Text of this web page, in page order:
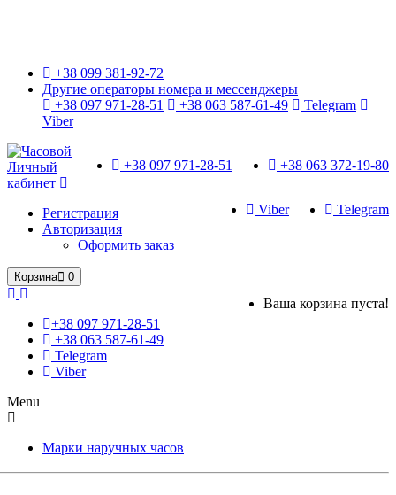
+38 099 381-92-72
Другие операторы номера и мессенджеры
+38 097 971-28-51
+38 063 587-61-49
Telegram
Viber
+38 063 372-19-80
+38 097 971-28-51
Telegram
Viber
Личный
кабинет
Регистрация
Авторизация
Оформить заказ
Корзина 0
Ваша корзина пуста!
+38 097 971-28-51
+38 063 587-61-49
Telegram
Viber
Menu
Марки наручных часов